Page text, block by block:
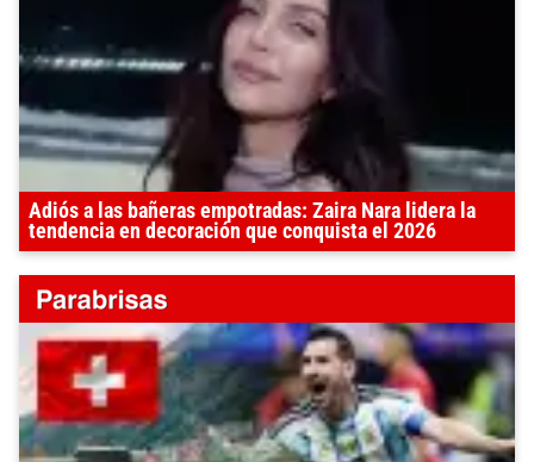
Adiós a las bañeras empotradas: Zaira Nara lidera la
tendencia en decoración que conquista el 2026